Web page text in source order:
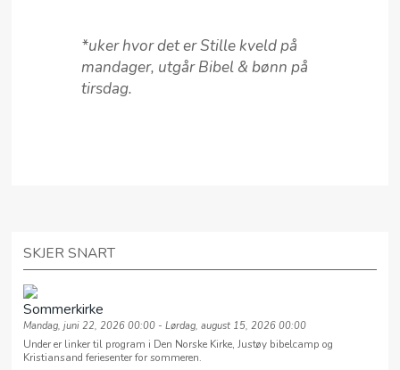
*uker hvor det er Stille kveld på
mandager, utgår Bibel & bønn på
tirsdag.
SKJER SNART
Sommerkirke
Mandag, juni 22, 2026 00:00 - Lørdag, august 15, 2026 00:00
Under er linker til program i Den Norske Kirke, Justøy bibelcamp og
Kristiansand feriesenter for sommeren.